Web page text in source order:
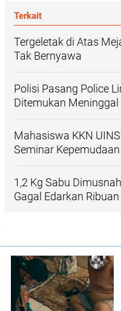
Terkait
Tergeletak di Atas
Tak Bernyawa
Polisi Pasang Police
Ditemukan Meninggal
Mahasiswa KKN
Seminar
1,2 Kg Sabu
Gagal Edarkan